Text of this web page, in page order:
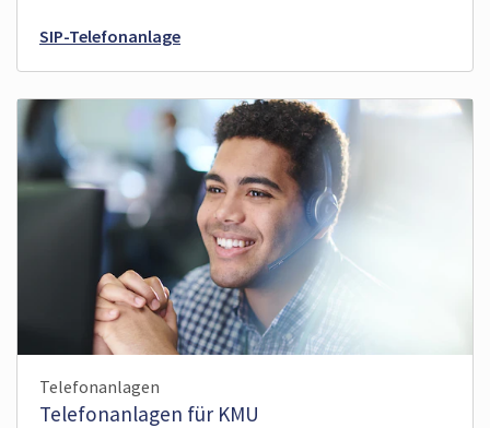
SIP-Telefonanlage
Telefonanlagen
Telefonanlagen für KMU